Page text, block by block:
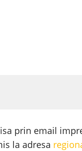
prin email
la adresa